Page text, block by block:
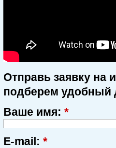
Отправь заявку на
подберем удобный
Ваше имя: *
E-mail: *